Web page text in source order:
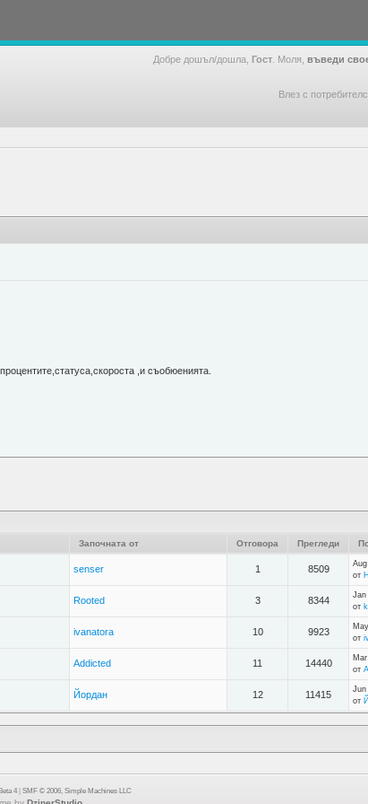
Добре дошъл/дошла, Гост . Моля, въведи
Влез с
,и съобюенията.
Започната от Отговора Прегледи
senser 1 8509
от
Rooted 3 8344
Jan
от
ivanatora 10 9923
от
Addicted 11 14440
от
Йордан 12 11415
Jun
от
4 SMF © 2006, Simple Machines LLC